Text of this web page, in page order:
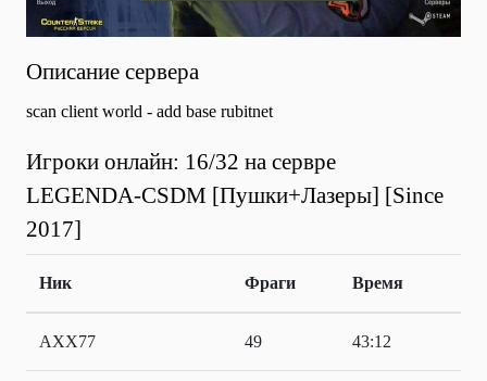
Описание сервера
scan client world - add base rubitnet
Игроки онлайн: 16/32 на сервре
LEGENDA-CSDM [Пушки+Лазеры] [Since
2017]
Ник Фраги Время
AXX77 49 43:12